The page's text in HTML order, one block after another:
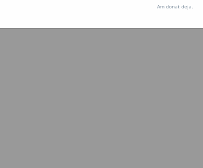
Hosterion
Am donat deja.